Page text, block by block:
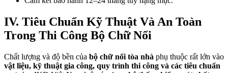
IV. Tiêu Chuẩn Kỹ Thuật Và An Toàn
Trong Thi Công Bộ Chữ Nổi
Chất lượng và độ bền của bộ chữ nổi tòa nhà phụ thuộc rất lớn vào
vật liệu, kỹ thuật gia công, quy trình thi công và các tiêu chuẩn